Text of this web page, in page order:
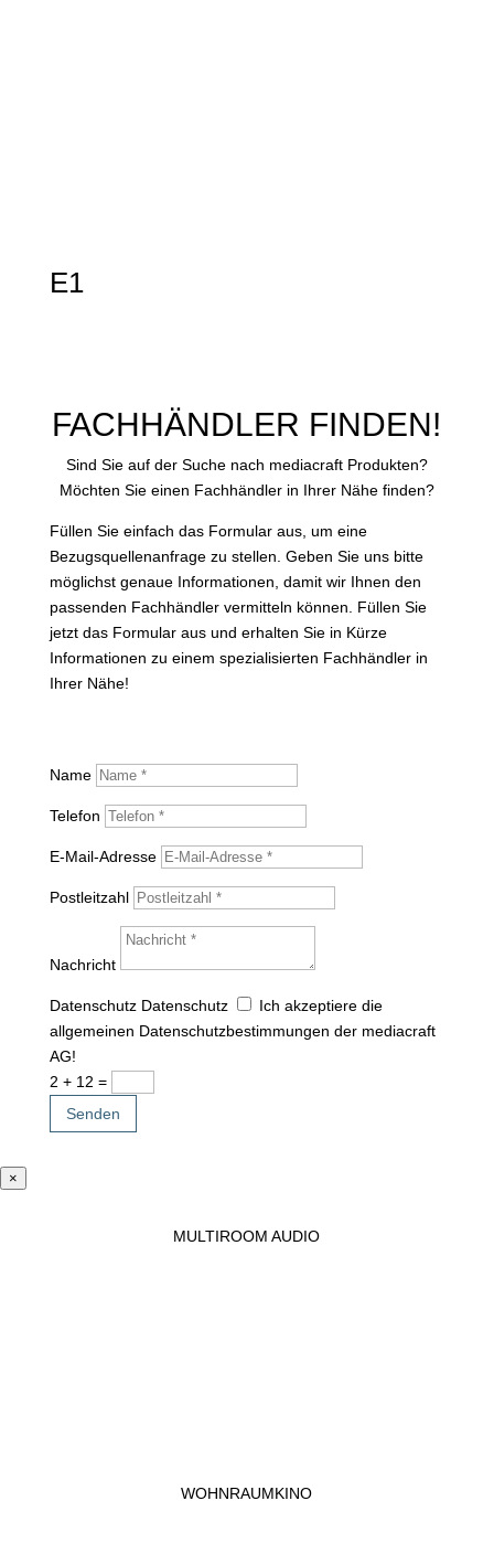
E1
FACHHÄNDLER FINDEN!
Sind Sie auf der Suche nach mediacraft Produkten?
Möchten Sie einen Fachhändler in Ihrer Nähe finden?
Füllen Sie einfach das Formular aus, um eine
Bezugsquellenanfrage zu stellen. Geben Sie uns bitte
möglichst genaue Informationen, damit wir Ihnen den
passenden Fachhändler vermitteln können. Füllen Sie
jetzt das Formular aus und erhalten Sie in Kürze
Informationen zu einem spezialisierten Fachhändler in
Ihrer Nähe!
Name
Telefon
E-Mail-Adresse
Postleitzahl
Nachricht
Datenschutz Datenschutz
Ich akzeptiere die
allgemeinen Datenschutzbestimmungen der mediacraft
AG!
2 + 12 =
Senden
×
MULTIROOM AUDIO
WOHNRAUMKINO